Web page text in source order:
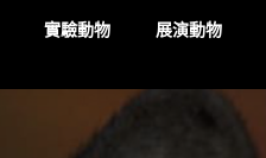
實驗動物 展演動物